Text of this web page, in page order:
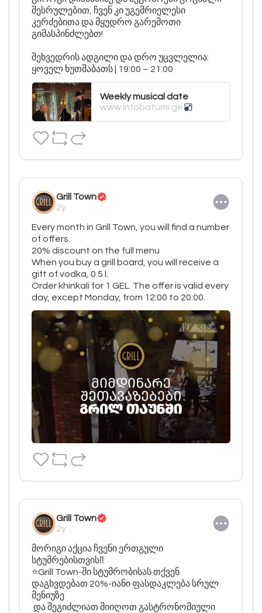
შესრულებით, ჩვენ კი უგემრიელესი
კერძებითა და მყუდრო გარემოთი
გიმასპინძლებთ!
შეხვედრის ადგილი და დრო უცვლელია:
ყოველ ხუთშაბათს | 19:00 – 21:00
Weekly musical date
www.infobatumi.ge
Grill Town
2y
Every month in Grill Town, you will find a number
of offers.
20% discount on the full menu
When you buy a grill board, you will receive a
gift of vodka, 0.5 l.
Order khinkali for 1 GEL. The offer is valid every
day, except Monday, from 12:00 to 20:00.
Grill Town
2y
მორიგი აქცია ჩვენი ერთგული
სტუმრებისთვის‼️
⭐️Grill Town-ში სტუმრობისას თქვენ
დაგხვდებათ 20%-იანი ფასდაკლება სრულ
მენიუზე